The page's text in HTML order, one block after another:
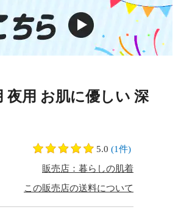
夜用 お肌に優しい 深
5.0 (1件)
販売店：暮らしの肌着
この販売店の送料について